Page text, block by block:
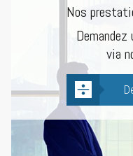
Nos
via